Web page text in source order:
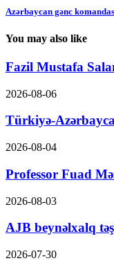
Azərbaycan gənc
You may also like
Fazil Mustafa
2026-08-06
Türkiyə-
2026-08-04
Professor Fuad
2026-08-03
AJB beynəlxalq
2026-07-30